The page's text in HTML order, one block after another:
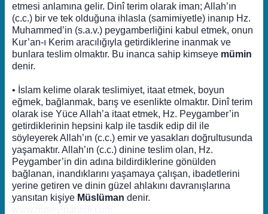
etmesi anlamına gelir. Dinî terim olarak iman; Allah’ın
(c.c.) bir ve tek olduğuna ihlasla (samimiyetle) inanıp Hz.
Muhammed’in (s.a.v.) peygamberliğini kabul etmek, onun
Kur’an-ı Kerim aracılığıyla getirdiklerine inanmak ve
bunlara teslim olmaktır. Bu inanca sahip kimseye mümin
denir.
• İslam kelime olarak teslimiyet, itaat etmek, boyun
eğmek, bağlanmak, barış ve esenlikte olmaktır. Dinî terim
olarak ise Yüce Allah’a itaat etmek, Hz. Peygamber’in
getirdiklerinin hepsini kalp ile tasdik edip dil ile
söyleyerek Allah’ın (c.c.) emir ve yasakları doğrultusunda
yaşamaktır. Allah’ın (c.c.) dinine teslim olan, Hz.
Peygamber’in din adına bildirdiklerine gönülden
bağlanan, inandıklarını yaşamaya çalışan, ibadetlerini
yerine getiren ve dinin güzel ahlakını davranışlarına
yansıtan kişiye Müslüman denir.